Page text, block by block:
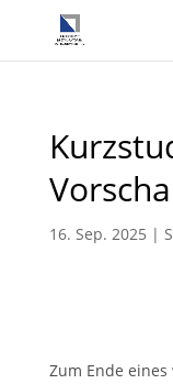
16. Sep. 2025 |
Zum Ende